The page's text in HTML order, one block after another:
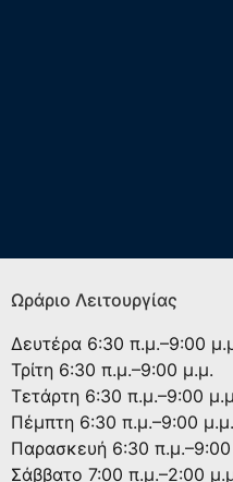
Ωράριο Λειτουργίας
Δευτέρα 6:30 π.μ.–9:00
Τρίτη 6:30 π.μ.–9:00 μ.μ.
Τετάρτη 6:30 π.μ.–9:00
Πέμπτη 6:30 π.μ.–9:00 μ.μ.
Παρασκευή 6:30
Σάββατο 7:00 π.μ.–2:00